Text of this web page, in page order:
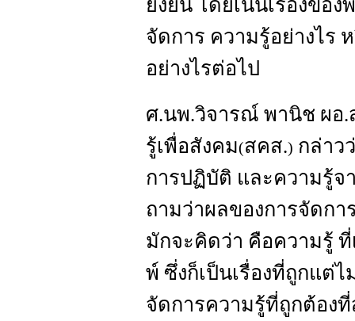
ยั่งยืน โดยเน้นเรื่องขอ
จัดการ ความรู้อย่างไร
อย่างไรต่อไป
ศ.นพ.วิจารณ์ พานิช ผอ.
รู้เพื่อสังคม(สคส.) กล่าว
การปฏิบัติ และความรู้
ถามว่าผลของการจัดก
มักจะคิดว่า คือความรู้
พ์ ซึ่งก็เป็นเรื่องที่ถูกแต่
จัดการความรู้ที่ถูกต้อง